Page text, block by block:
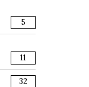
5
11
32